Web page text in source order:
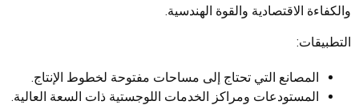
والكفاءة الاقتصادية والقوة الهندسية.
التطبيقات:
المصانع التي تحتاج إلى مساحات مفتوحة لخطوط الإنتاج.
المستودعات ومراكز الخدمات اللوجستية ذات السعة العالية.